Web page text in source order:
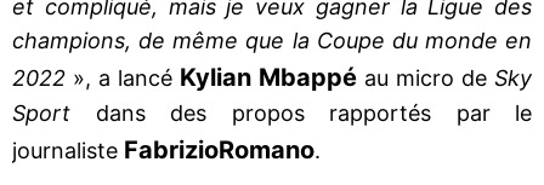
et compliqué, mais je veux gagner la Ligue des
champions, de même que la Coupe du monde en
2022 », a lancé Kylian Mbappé au micro de Sky
Sport dans des propos rapportés par le
journaliste FabrizioRomano.